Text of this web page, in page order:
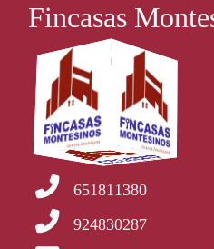
Fincasas
651811380
924830287